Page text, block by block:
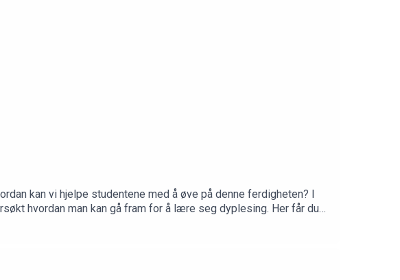
kan vi hjelpe studentene med å øve på denne ferdigheten? I
hvordan man kan gå fram for å lære seg dyplesing. Her får du
og lesing i fellesskap. Lytt og bli inspirert!